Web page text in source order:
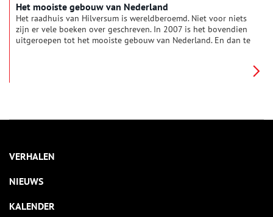
Het mooiste gebouw van Nederland
Het raadhuis van Hilversum is wereldberoemd. Niet voor niets
zijn er vele boeken over geschreven. In 2007 is het bovendien
uitgeroepen tot het mooiste gebouw van Nederland. En dan te
VERHALEN
NIEUWS
KALENDER